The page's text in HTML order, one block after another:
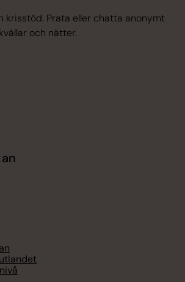
krisstöd. Prata eller chatta anonymt
och nätter.